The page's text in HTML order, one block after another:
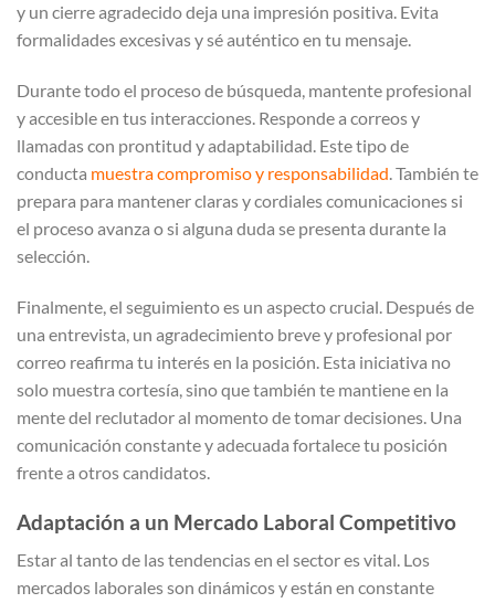
y un cierre agradecido deja una impresión positiva. Evita
formalidades excesivas y sé auténtico en tu mensaje.
Durante todo el proceso de búsqueda, mantente profesional
y accesible en tus interacciones. Responde a correos y
llamadas con prontitud y adaptabilidad. Este tipo de
conducta muestra compromiso y responsabilidad. También te
prepara para mantener claras y cordiales comunicaciones si
el proceso avanza o si alguna duda se presenta durante la
selección.
Finalmente, el seguimiento es un aspecto crucial. Después de
una entrevista, un agradecimiento breve y profesional por
correo reafirma tu interés en la posición. Esta iniciativa no
solo muestra cortesía, sino que también te mantiene en la
mente del reclutador al momento de tomar decisiones. Una
comunicación constante y adecuada fortalece tu posición
frente a otros candidatos.
Adaptación a un Mercado Laboral Competitivo
Estar al tanto de las tendencias en el sector es vital. Los
mercados laborales son dinámicos y están en constante